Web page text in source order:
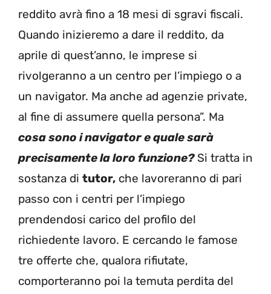
reddito avrà fino a 18 mesi di sgravi fiscali.
Quando inizieremo a dare il reddito, da
aprile di quest’anno, le imprese si
rivolgeranno a un centro per l’impiego o a
un navigator. Ma anche ad agenzie private,
al fine di assumere quella persona”. Ma
cosa sono i navigator e quale sarà
precisamente la loro funzione?Si tratta in
sostanza di tutor, che lavoreranno di pari
passo con i centri per l’impiego
prendendosi carico del profilo del
richiedente lavoro. E cercando le famose
tre offerte che, qualora rifiutate,
comporteranno poi la temuta perdita del